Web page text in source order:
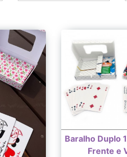
Baralho Duplo
Frente e